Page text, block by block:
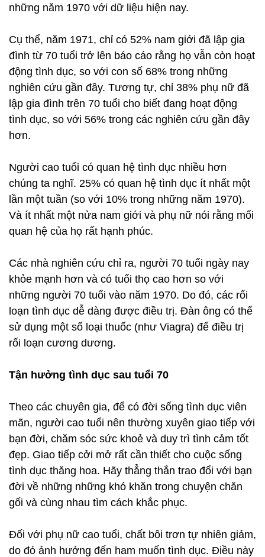
những năm 1970 với dữ liệu hiện nay.
Cụ thể, năm 1971, chỉ có 52% nam giới đã lập gia
đình từ 70 tuổi trở lên báo cáo rằng họ vẫn còn hoạt
động tình dục, so với con số 68% trong những
nghiên cứu gần đây. Tương tự, chỉ 38% phụ nữ đã
lập gia đình trên 70 tuổi cho biết đang hoạt động
tình dục, so với 56% trong các nghiên cứu gần đây
hơn.
Người cao tuổi có quan hệ tình dục nhiều hơn
chúng ta nghĩ. 25% có quan hệ tình dục ít nhất một
lần một tuần (so với 10% trong những năm 1970).
Và ít nhất một nửa nam giới và phụ nữ nói rằng mối
quan hệ của họ rất hạnh phúc.
Các nhà nghiên cứu chỉ ra, người 70 tuổi ngày nay
khỏe mạnh hơn và có tuổi thọ cao hơn so với
những người 70 tuổi vào năm 1970. Do đó, các rối
loạn tình dục dễ dàng được điều trị. Đàn ông có thể
sử dụng một số loại thuốc (như Viagra) để điều trị
rối loạn cương dương.
Tận hưởng tình dục sau tuổi 70
Theo các chuyên gia, để có đời sống tình dục viên
mãn, người cao tuổi nên thường xuyên giao tiếp với
bạn đời, chăm sóc sức khoẻ và duy trì tình cảm tốt
đẹp. Giao tiếp cởi mở rất cần thiết cho cuộc sống
tình dục thăng hoa. Hãy thẳng thắn trao đổi với bạn
đời về những những khó khăn trong chuyện chăn
gối và cùng nhau tìm cách khắc phục.
Đối với phụ nữ cao tuổi, chất bôi trơn tự nhiên giảm,
do đó ảnh hưởng đến ham muốn tình dục. Điều này